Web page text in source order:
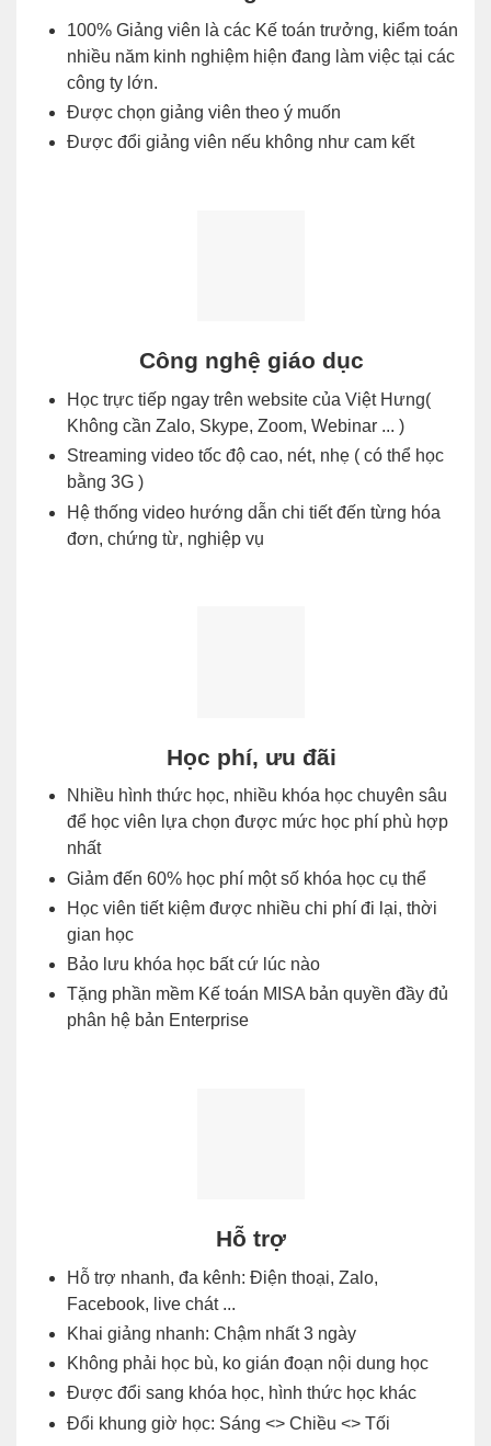
100% Giảng viên là các Kế toán trưởng, kiểm toán
nhiều năm kinh nghiệm hiện đang làm việc tại các
công ty lớn.
Được chọn giảng viên theo ý muốn
Được đổi giảng viên nếu không như cam kết
Công nghệ giáo dục
Học trực tiếp ngay trên website của Việt Hưng(
Không cần Zalo, Skype, Zoom, Webinar ... )
Streaming video tốc độ cao, nét, nhẹ ( có thể học
bằng 3G )
Hệ thống video hướng dẫn chi tiết đến từng hóa
đơn, chứng từ, nghiệp vụ
Học phí, ưu đãi
Nhiều hình thức học, nhiều khóa học chuyên sâu
để học viên lựa chọn được mức học phí phù hợp
nhất
Giảm đến 60% học phí một số khóa học cụ thể
Học viên tiết kiệm được nhiều chi phí đi lại, thời
gian học
Bảo lưu khóa học bất cứ lúc nào
Tặng phần mềm Kế toán MISA bản quyền đầy đủ
phân hệ bản Enterprise
Hỗ trợ
Hỗ trợ nhanh, đa kênh: Điện thoại, Zalo,
Facebook, live chát ...
Khai giảng nhanh: Chậm nhất 3 ngày
Không phải học bù, ko gián đoạn nội dung học
Được đổi sang khóa học, hình thức học khác
Đổi khung giờ học: Sáng <> Chiều <> Tối